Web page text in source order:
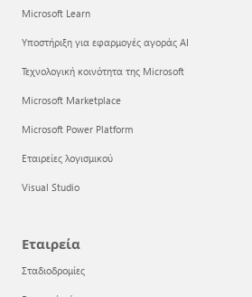
Microsoft Learn
Υποστήριξη για εφαρμογές αγοράς AI
Τεχνολογική κοινότητα της Microsoft
Microsoft Marketplace
Microsoft Power Platform
Εταιρείες λογισμικού
Visual Studio
Εταιρεία
Σταδιοδρομίες